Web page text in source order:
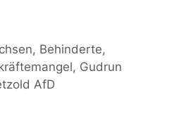
, Behinderte,
, Gudrun
AfD